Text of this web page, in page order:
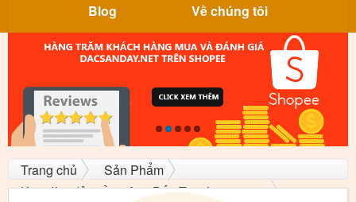
Blog Về chúng tôi
Trang chủ
Sản Phẩm
Kẹo dừa dẻo sầu riêng Bến Tre túi 500gram